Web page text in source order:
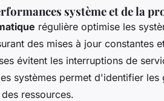
système et de la
régulière optimise les
des mises à jour constantes
évitent les interruptions de
systèmes permet d'identifier
ressources.